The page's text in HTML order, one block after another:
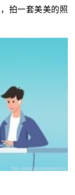
拍一套美美的照